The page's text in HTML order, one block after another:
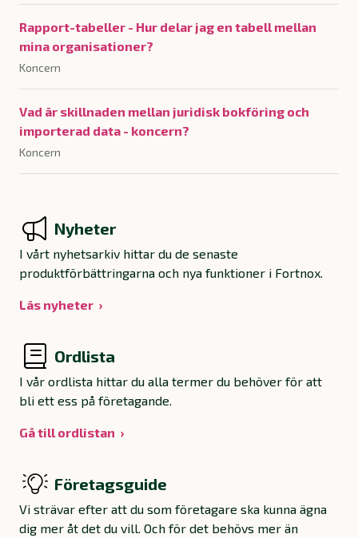
Rapport-tabeller - Hur delar jag en tabell mellan
mina organisationer?
Koncern
Vad är skillnaden mellan juridisk bokföring och
importerad data - koncern?
Koncern
Nyheter
I vårt nyhetsarkiv hittar du de senaste
produktförbättringarna och nya funktioner i Fortnox.
Läs nyheter
Ordlista
I vår ordlista hittar du alla termer du behöver för att
bli ett ess på företagande.
Gå till ordlistan
Företagsguide
Vi strävar efter att du som företagare ska kunna ägna
dig mer åt det du vill. Och för det behövs mer än